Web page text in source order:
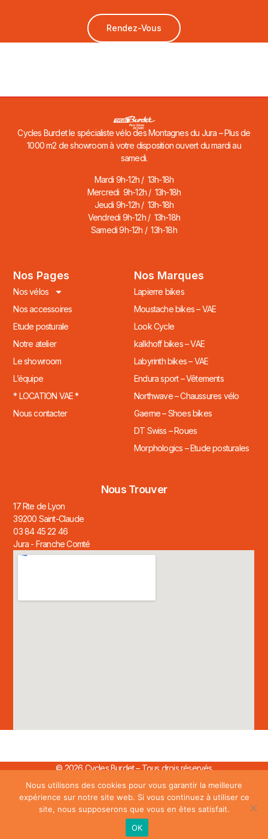
Rendez-Vous
Cycles Burdet le spécialiste vélo des Montagnes du Jura – Plus de
1000 m2 de showroom à votre disposition ouvert du mardi au
samedi.
Mardi 9h-12h / 13h-18h
Mercredi 9h-12h / 13h-18h
Jeudi 9h-12h / 13h-18h
Vendredi 9h-12h / 13h-18h
Samedi 9h-12h / 13h-18h
Nos Pages
Nos vélos
Nos accessoires
Etude posturale
Notre atelier
Le showroom
L’équipe
* LOCATION VAE *
Nous contacter
Nos Marques
Lapierre bikes
Moustache bikes – VAE
Look Cycle
kalkhoff bikes – VAE
Labyrinth bikes – VAE
Endura sport – Vêtements
Northwave – Chaussures vélo
Gaerne – Shoes bikes
DT Swiss – Roues
Morphologics – Etude posturales
Nous Trouver
17 Rte de Lyon
39200 Saint-Claude
03 84 45 22 46
Jura - Franche Comté
© 2026 Cycles Burdet – Tous drois réservés
Tous droits réservés
Nous utilisons des cookies pour vous garantir la meilleure
expérience sur notre site web. Si vous continuez à utiliser ce
site, nous supposerons que vous en êtes satisfait.
OK